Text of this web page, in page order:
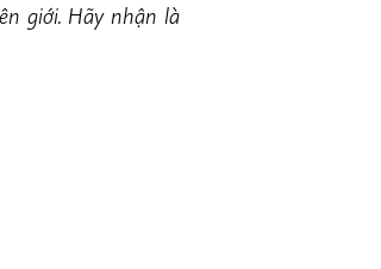
giới. Hãy nhận là